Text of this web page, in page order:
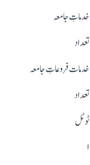
خدماتِ جامعہ
تعداد
خدمات فروعاتِ جامعہ
تعداد
ٹوٹل
۱